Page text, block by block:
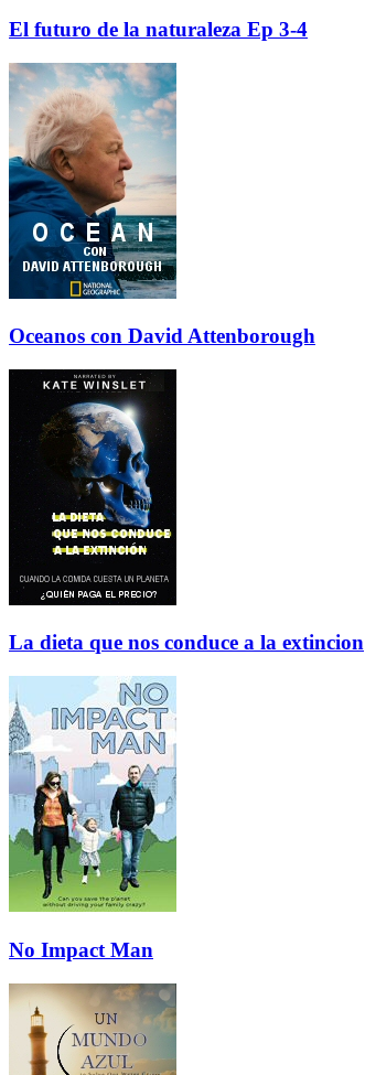
El futuro de la naturaleza Ep 3-4
Oceanos con David Attenborough
La dieta que nos conduce a la extincion
No Impact Man